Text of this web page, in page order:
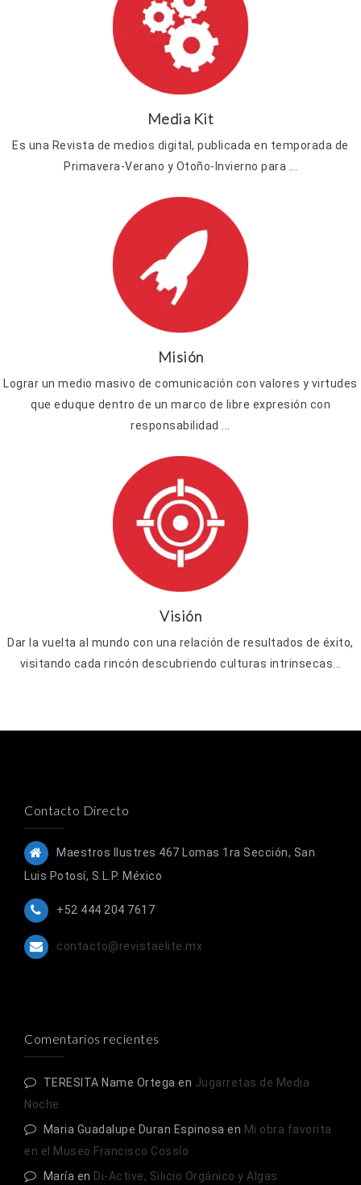
Media Kit
Es una Revista de medios digital, publicada en temporada de
Primavera-Verano y Otoño-Invierno para ...
Misión
Lograr un medio masivo de comunicación con valores y virtudes
que eduque dentro de un marco de libre expresión con
responsabilidad ...
Visión
Dar la vuelta al mundo con una relación de resultados de éxito,
visitando cada rincón descubriendo culturas intrinsecas...
Contacto Directo
Maestros Ilustres 467 Lomas 1ra Sección, San
Luis Potosí, S.L.P. México
+52 444 204 7617
contacto@revistaelite.mx
Comentarios recientes
TERESITA Name Ortega en Jugarretas de Media
Noche
Maria Guadalupe Duran Espinosa en Mi obra favorita
en el Museo Francisco Cossío
María en Di-Active, Silicio Orgánico y Algas